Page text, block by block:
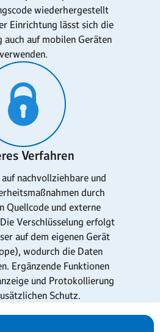
wiederhergestellt
Einrichtung lässt sich die
auch auf mobilen Geräten
verwenden.
Verfahren
nachvollziehbare und
durch
Quellcode und externe
Verschlüsselung erfolgt
auf dem eigenen Gerät
wodurch die Daten
Ergänzende Funktionen
und Protokollierung
Schutz.